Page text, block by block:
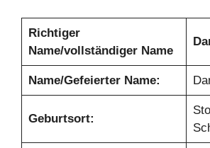
Richtiger
Name/vollständiger Name
Name/Gefeierter Name:
Geburtsort: